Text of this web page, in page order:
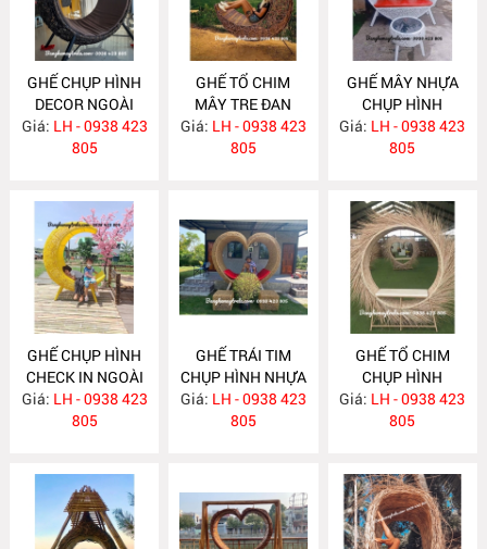
GHẾ CHỤP HÌNH
DECOR NGOÀI
TRỜI MA646
Giá: LH - 0938 423
805
GHẾ TỔ CHIM
MÂY TRE ĐAN
MA645
Giá: LH - 0938 423
805
GHẾ MÂY NHỰA
CHỤP HÌNH
DECOR MA644
Giá: LH - 0938 423
805
GHẾ CHỤP HÌNH
CHECK IN NGOÀI
TRỜI MA643
Giá: LH - 0938 423
805
GHẾ TRÁI TIM
CHỤP HÌNH NHỰA
GIẢ MÂY MA642
Giá: LH - 0938 423
805
GHẾ TỔ CHIM
CHỤP HÌNH
CHECK IN NGOÀI
TRỜI MA641
Giá: LH - 0938 423
805